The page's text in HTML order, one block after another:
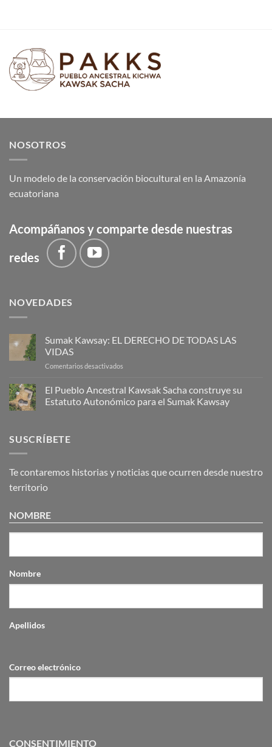
NOSOTROS
Un modelo de la conservación biocultural en la Amazonía
ecuatoriana
Acompáñanos y comparte desde nuestras
redes
NOVEDADES
Sumak Kawsay: EL DERECHO DE TODAS LAS
VIDAS
Comentarios desactivados
Kawsay:
EL
DERECHO
El Pueblo Ancestral Kawsak Sacha construye su
Estatuto Autonómico para el Sumak Kawsay
en
El
Sacha
su
para
el
Sumak
SUSCRÍBETE
Te contaremos historias y noticias que ocurren desde nuestro
territorio
NOMBRE
Nombre
Apellidos
Correo electrónico
CONSENTIMIENTO